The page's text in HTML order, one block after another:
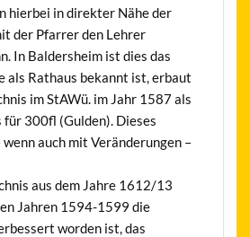
hierbei in direkter Nähe der
der Pfarrer den Lehrer
In Baldersheim ist dies das
als Rathaus bekannt ist, erbaut
im StAWü. im Jahr 1587 als
für 300fl (Gulden). Dieses
auch mit Veränderungen –
aus dem Jahre 1612/13
Jahren 1594-1599 die
worden ist, das